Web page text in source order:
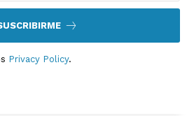
Privacy Policy.